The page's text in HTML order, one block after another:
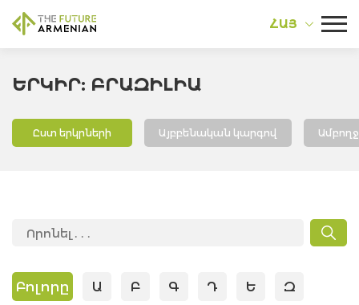
ՀԱՅ
ԵՐԿԻՐ: ԲՐԱԶԻԼԻԱ
Ըստ երկրների Այբբենական կարգով
Բոլորը Ա Բ Գ Դ Ե Զ